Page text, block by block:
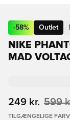
-58% Outlet
NIKE
MAD
249 kr. 599
TILGÆNGELIGE